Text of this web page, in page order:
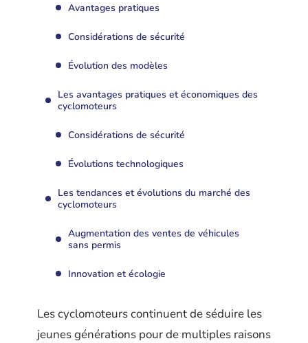
Avantages pratiques
Considérations de sécurité
Évolution des modèles
Les avantages pratiques et économiques des
cyclomoteurs
Considérations de sécurité
Évolutions technologiques
Les tendances et évolutions du marché des
cyclomoteurs
Augmentation des ventes de véhicules
sans permis
Innovation et écologie
Les cyclomoteurs continuent de séduire les
jeunes générations pour de multiples raisons